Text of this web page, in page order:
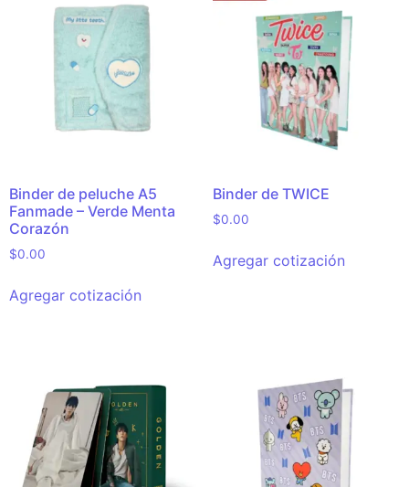
Binder de peluche A5
Fanmade – Verde Menta
Corazón
$0.00
Agregar cotización
Binder de TWICE
$0.00
Agregar cotización